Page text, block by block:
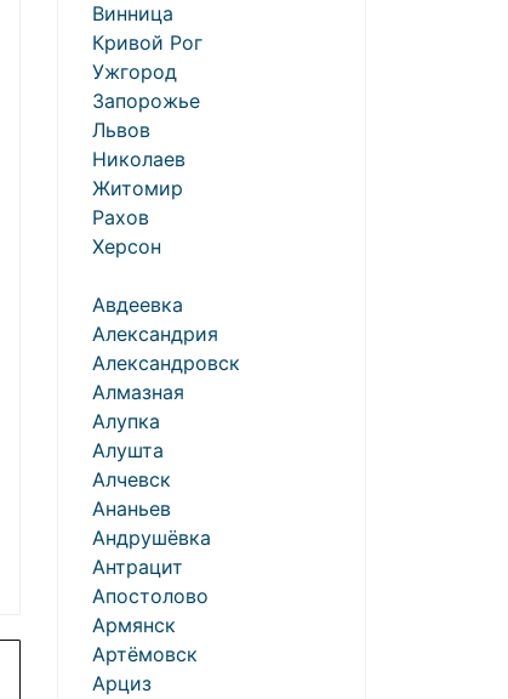
Винница
Кривой Рог
Ужгород
Запорожье
Львов
Николаев
Житомир
Рахов
Херсон
Авдеевка
Александрия
Александровск
Алмазная
Алупка
Алушта
Алчевск
Ананьев
Андрушёвка
Антрацит
Апостолово
Армянск
Артёмовск
Арциз